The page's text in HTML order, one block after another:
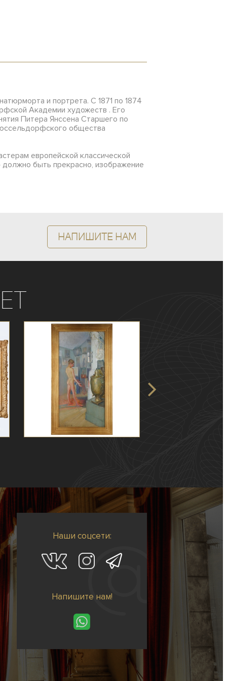
и портрета. С 1871 по 1874
Академии художеств . Его
Питера Янссена Старшего по
общества
европейской классической
должно быть прекрасно, изображение
Напишите нам
Наши соцсети:
Напишите нам!